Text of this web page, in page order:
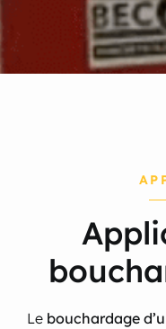
Le bouchardage